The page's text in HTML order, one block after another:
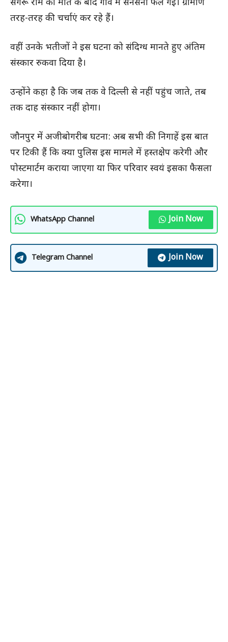
संगरू राम की मौत के बाद गांव में सनसनी फैल गई। ग्रामीण
तरह-तरह की चर्चाएं कर रहे हैं।
वहीं उनके भतीजों ने इस घटना को संदिग्ध मानते हुए अंतिम
संस्कार रुकवा दिया है।
उन्होंने कहा है कि जब तक वे दिल्ली से नहीं पहुंच जाते, तब
तक दाह संस्कार नहीं होगा।
जौनपुर में अजीबोगरीब घटना: अब सभी की निगाहें इस बात
पर टिकी हैं कि क्या पुलिस इस मामले में हस्तक्षेप करेगी और
पोस्टमार्टम कराया जाएगा या फिर परिवार स्वयं इसका फैसला
करेगा।
WhatsApp Channel Join Now
Telegram Channel Join Now